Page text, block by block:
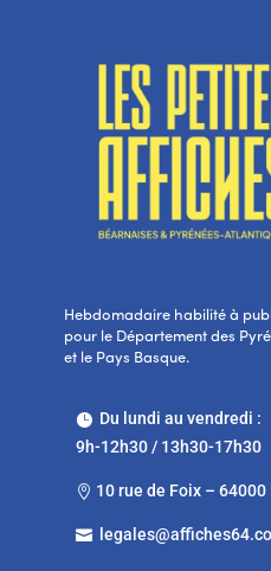
Hebdomadaire habilité à
pour le Département des
et le Pays Basque.
Du lundi au vendredi :
9h-12h30 / 13h30-17h30
 10 rue de Foix – 64000
